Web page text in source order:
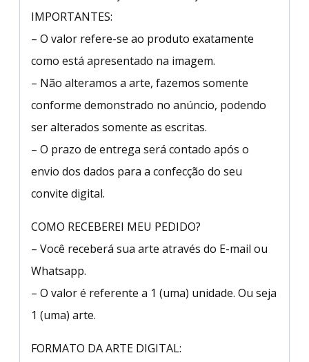
IMPORTANTES:
– O valor refere-se ao produto exatamente
como está apresentado na imagem.
– Não alteramos a arte, fazemos somente
conforme demonstrado no anúncio, podendo
ser alterados somente as escritas.
– O prazo de entrega será contado após o
envio dos dados para a confecção do seu
convite digital.
COMO RECEBEREI MEU PEDIDO?
– Você receberá sua arte através do E-mail ou
Whatsapp.
– O valor é referente a 1 (uma) unidade. Ou seja
1 (uma) arte.
FORMATO DA ARTE DIGITAL: